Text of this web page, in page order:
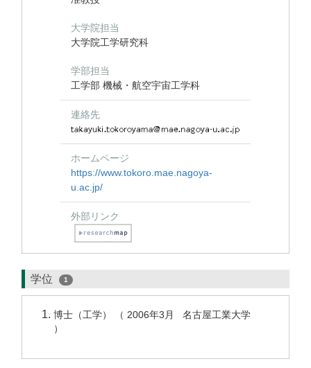
大学院担当
大学院工学研究科
学部担当
工学部 機械・航空宇宙工学科
連絡先
ホームページ
https://www.tokoro.mae.nagoya-
u.ac.jp/
外部リンク
学位 1
博士（工学） （ 2006年3月 名古屋工業大学
）